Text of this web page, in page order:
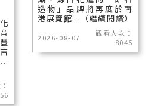
造物」品牌將再度於南
港展覽館...（繼續閱讀）
2026-08-07
觀看人次：
8045